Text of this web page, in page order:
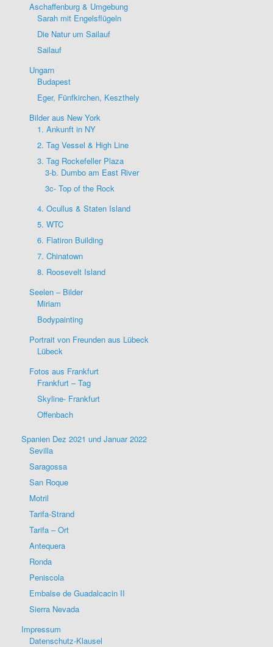
Aschaffenburg & Umgebung
Sarah mit Engelsflügeln
Die Natur um Sailauf
Sailauf
Ungarn
Budapest
Eger, Fünfkirchen, Keszthely
Bilder aus New York
1. Ankunft in NY
2. Tag Vessel & High Line
3. Tag Rockefeller Plaza
3-b. Dumbo am East River
3c- Top of the Rock
4. Ocullus & Staten Island
5. WTC
6. Flatiron Building
7. Chinatown
8. Roosevelt Island
Seelen – Bilder
Miriam
Bodypainting
Portrait von Freunden aus Lübeck
Lübeck
Fotos aus Frankfurt
Frankfurt – Tag
Skyline- Frankfurt
Offenbach
Spanien Dez 2021 und Januar 2022
Sevilla
Saragossa
San Roque
Motril
Tarifa-Strand
Tarifa – Ort
Antequera
Ronda
Peniscola
Embalse de Guadalcacin II
Sierra Nevada
Impressum
Datenschutz-Klausel